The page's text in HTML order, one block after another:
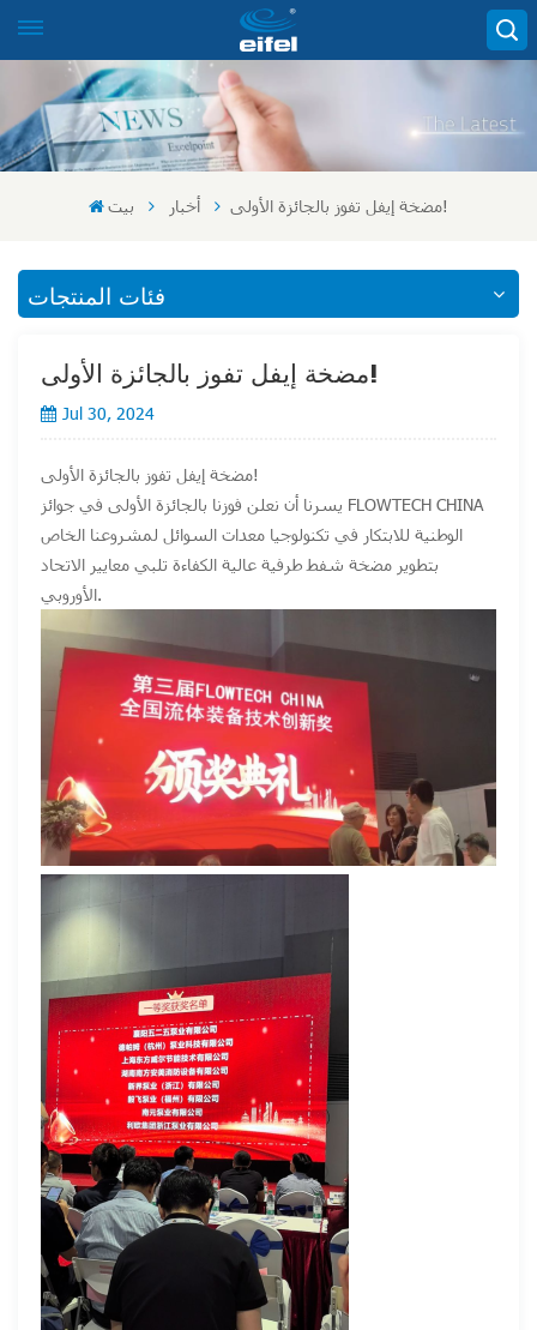
بيت أخبار مضخة إيفل تفوز بالجائزة الأولى!
فئات المنتجات
مضخة إيفل تفوز بالجائزة الأولى!
Jul 30, 2024
مضخة إيفل تفوز بالجائزة الأولى!
يسرنا أن نعلن فوزنا بالجائزة الأولى في جوائز FLOWTECH CHINA
الوطنية للابتكار في تكنولوجيا معدات السوائل لمشروعنا الخاص
بتطوير مضخة شفط طرفية عالية الكفاءة تلبي معايير الاتحاد
الأوروبي.